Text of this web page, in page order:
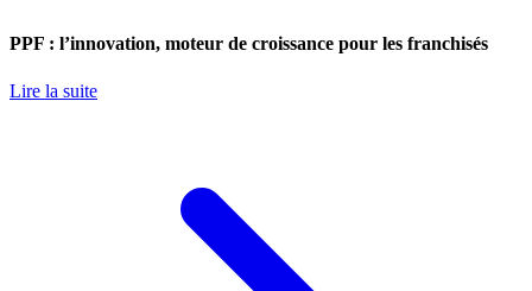
PPF : l’innovation, moteur de croissance pour les franchisés
Lire la suite